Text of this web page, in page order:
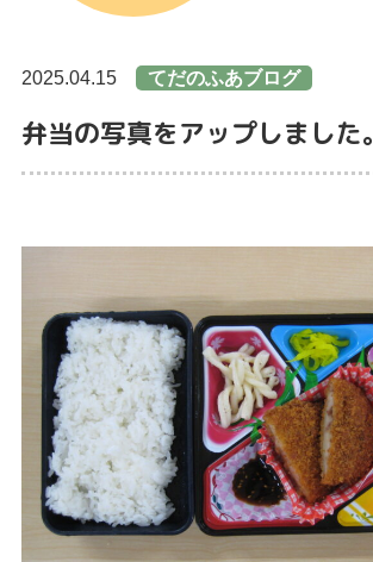
2025.04.15 てだのふあブログ
弁当の写真をアップしました。